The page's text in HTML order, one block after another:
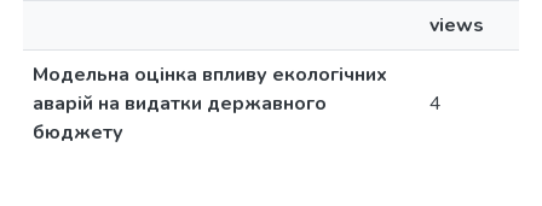
views
Модельна оцінка впливу екологічних
аварій на видатки державного
бюджету
4